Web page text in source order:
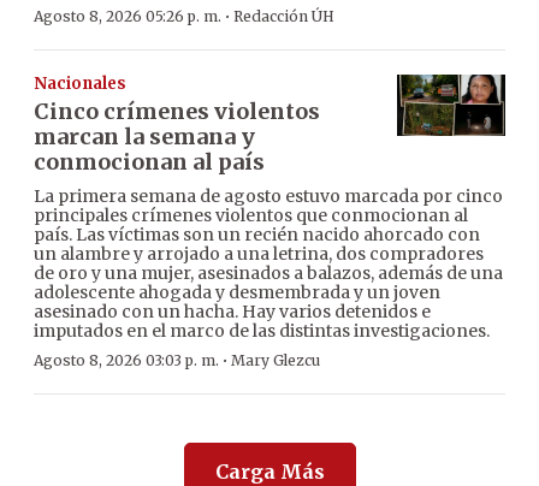
Agosto 8, 2026 05:26 p. m. · Redacción ÚH
Nacionales
Cinco crímenes violentos
marcan la semana y
conmocionan al país
La primera semana de agosto estuvo marcada por cinco
principales crímenes violentos que conmocionan al
país. Las víctimas son un recién nacido ahorcado con
un alambre y arrojado a una letrina, dos compradores
de oro y una mujer, asesinados a balazos, además de una
adolescente ahogada y desmembrada y un joven
asesinado con un hacha. Hay varios detenidos e
imputados en el marco de las distintas investigaciones.
Agosto 8, 2026 03:03 p. m. · Mary Glezcu
Carga Más